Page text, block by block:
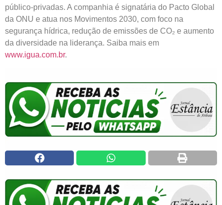
público-privadas. A companhia é signatária do Pacto Global
da ONU e atua nos Movimentos 2030, com foco na
segurança hídrica, redução de emissões de CO₂ e aumento
da diversidade na liderança. Saiba mais em
www.igua.com.br.